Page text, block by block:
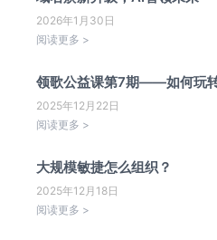
2026年1月30日
阅读更多 >
领歌公益课第7期——如何玩
2025年12月22日
阅读更多 >
大规模敏捷怎么组织？
2025年12月18日
阅读更多 >